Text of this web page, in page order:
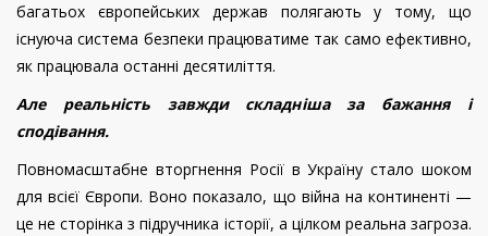
багатьох європейських держав полягають у тому, що
існуюча система безпеки працюватиме так само ефективно,
як працювала останні десятиліття.
Але реальність завжди складніша за бажання і
сподівання.
Повномасштабне вторгнення Росії в Україну стало шоком
для всієї Європи. Воно показало, що війна на континенті —
це не сторінка з підручника історії, а цілком реальна загроза.